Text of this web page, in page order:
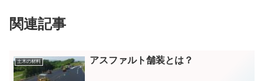
関連記事
土木の材料 アスファルト舗装とは？